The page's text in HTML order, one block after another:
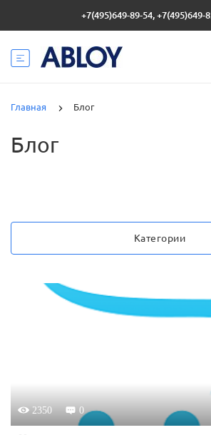
+7(495)649-89-54, +7(495)649-
Главная Блог
Блог
Категории
2350 0